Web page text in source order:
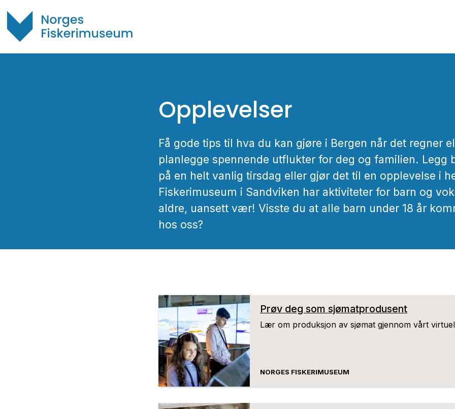
Opplevelser
Få gode tips til hva du kan gjøre i Bergen når det regner
planlegge spennende utflukter for deg og familien. Legg
på en helt vanlig tirsdag eller gjør det til en opplevelse i
Fiskerimuseum i Sandviken har aktiviteter for barn og
aldre, uansett vær! Visste du at alle barn under 18 år
hos oss?
Prøv deg som sjømatprodusent
Lær om produksjon av sjømat gjennom vårt
NORGES FISKERIMUSEUM